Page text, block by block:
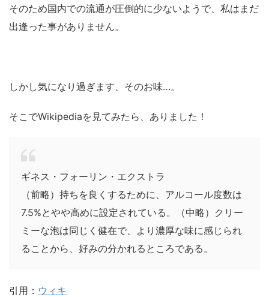
そのため国内での流通が圧倒的に少ないようで、私はまだ
出逢った事がありません。
しかし気になり過ぎます、そのお味…。
そこでWikipediaを見てみたら、ありました！
ギネス・フォーリン・エクストラ
（前略）持ちを良くするために、アルコール度数は
7.5%とやや高めに設定されている。（中略）クリー
ミーな泡は同じく健在で、より濃厚な味に感じられ
ることから、好みの分かれるところである。
引用： ウィキ